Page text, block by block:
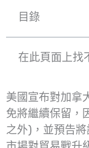
目錄
在此頁面上找
美國宣布對加拿
免將繼續保留，
之外)，並預告